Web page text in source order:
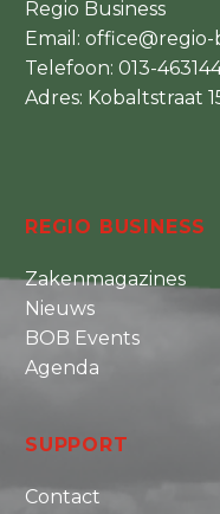
Regio Business
Email: office@regio-
Telefoon: 013-
Adres: Kobaltstraat
REGIO BUSINESS
Zakenmagazines
Nieuws
BOB Events
Agenda
SUPPORT
Contact